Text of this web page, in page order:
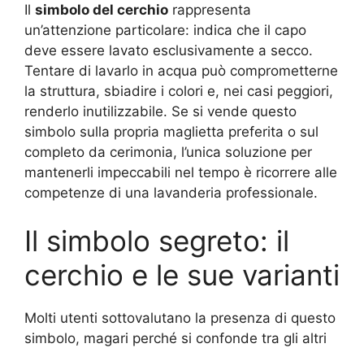
Il simbolo del cerchio rappresenta
un’attenzione particolare: indica che il capo
deve essere lavato esclusivamente a secco.
Tentare di lavarlo in acqua può comprometterne
la struttura, sbiadire i colori e, nei casi peggiori,
renderlo inutilizzabile. Se si vende questo
simbolo sulla propria maglietta preferita o sul
completo da cerimonia, l’unica soluzione per
mantenerli impeccabili nel tempo è ricorrere alle
competenze di una lavanderia professionale.
Il simbolo segreto: il
cerchio e le sue varianti
Molti utenti sottovalutano la presenza di questo
simbolo, magari perché si confonde tra gli altri